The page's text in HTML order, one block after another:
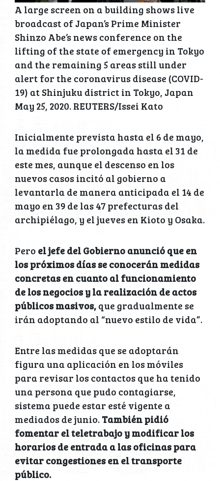
A large screen on a building shows live
broadcast of Japan’s Prime Minister
Shinzo Abe’s news conference on the
lifting of the state of emergency in Tokyo
and the remaining 5 areas still under
alert for the coronavirus disease (COVID-
19) at Shinjuku district in Tokyo, Japan
May 25, 2020. REUTERS/Issei Kato
Inicialmente prevista hasta el 6 de mayo,
la medida fue prolongada hasta el 31 de
este mes, aunque el descenso en los
nuevos casos incitó al gobierno a
levantarla de manera anticipada el 14 de
mayo en 39 de las 47 prefecturas del
archipiélago, y el jueves en Kioto y Osaka.
Pero el jefe del Gobierno anunció que en
los próximos días se conocerán medidas
concretas en cuanto al funcionamiento
de los negocios y la realización de actos
públicos masivos,que gradualmente se
irán adoptando al “nuevo estilo de vida”.
Entre las medidas que se adoptarán
figura una aplicación en los móviles
para revisar los contactos que ha tenido
una persona que pudo contagiarse,
sistema puede estar esté vigente a
mediados de junio.También pidió
fomentar el teletrabajo y modificar los
horarios de entrada a las oficinas para
evitar congestiones en el transporte
público.